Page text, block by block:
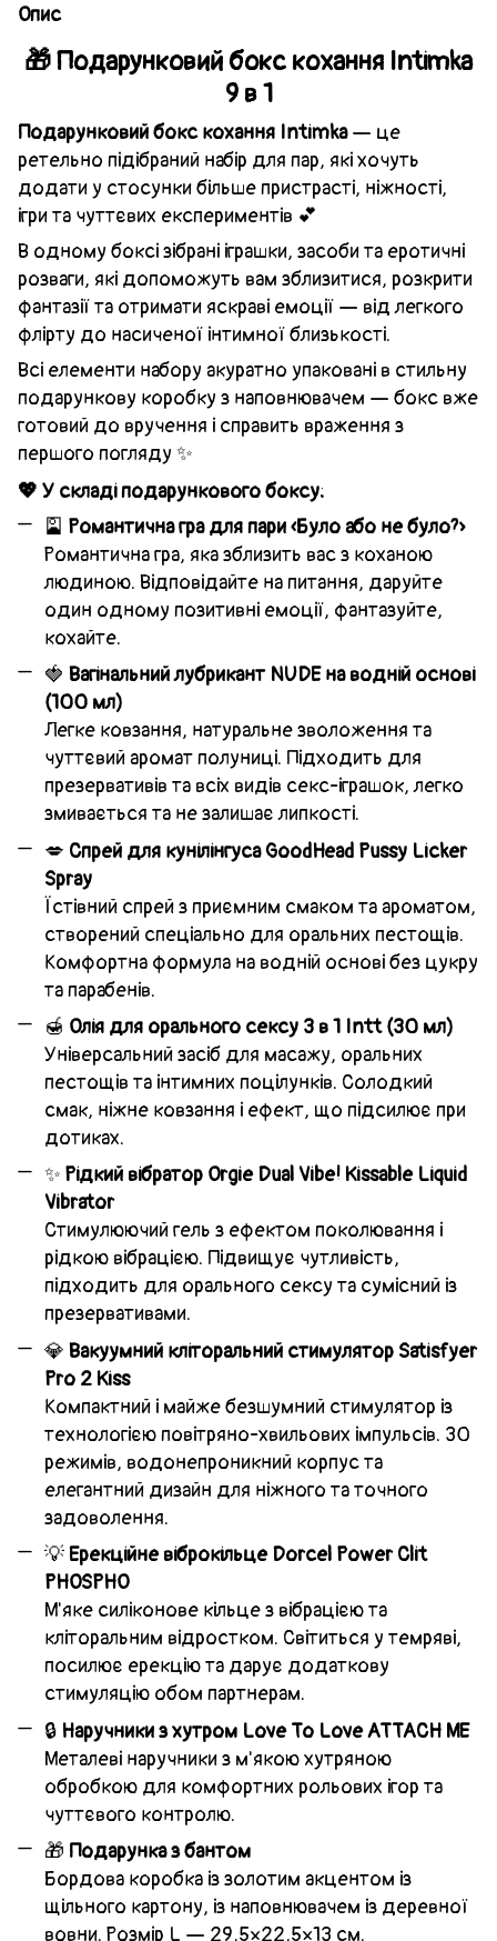
Опис
🎁 Подарунковий бокс кохання Intimka
9 в 1
Подарунковий бокс кохання Intimka— це
ретельно підібраний набір для пар, які хочуть
додати у стосунки більше пристрасті, ніжності,
ігри та чуттєвих експериментів 💕
В одному боксі зібрані іграшки, засоби та еротичні
розваги, які допоможуть вам зблизитися, розкрити
фантазії та отримати яскраві емоції — від легкого
флірту до насиченої інтимної близькості.
Всі елементи набору акуратно упаковані в стильну
подарункову коробку з наповнювачем — бокс вже
готовий до вручення і справить враження з
першого погляду ✨
💖 У складі подарункового боксу:
🎴 Романтична гра для пари «Було або не було?»
Романтична гра, яка зблизить вас з коханою
людиною. Відповідайте на питання, даруйте
один одному позитивні емоції, фантазуйте,
кохайте.
🍓 Вагінальний лубрикант NUDE на водній основі
(100 мл)
Легке ковзання, натуральне зволоження та
чуттєвий аромат полуниці. Підходить для
презервативів та всіх видів секс-іграшок, легко
змивається та не залишає липкості.
💋 Спрей для кунілінгуса GoodHead Pussy Licker
Spray
Їстівний спрей з приємним смаком та ароматом,
створений спеціально для оральних пестощів.
Комфортна формула на водній основі без цукру
та парабенів.
🍯 Олія для орального сексу 3 в 1 Intt (30 мл)
Універсальний засіб для масажу, оральних
пестощів та інтимних поцілунків. Солодкий
смак, ніжне ковзання і ефект, що підсилює при
дотиках.
✨ Рідкий вібратор Orgie Dual Vibe! Kissable Liquid
Vibrator
Стимулюючий гель з ефектом поколювання і
рідкою вібрацією. Підвищує чутливість,
підходить для орального сексу та сумісний із
презервативами.
💎 Вакуумний кліторальний стимулятор Satisfyer
Pro 2 Kiss
Компактний і майже безшумний стимулятор із
технологією повітряно-хвильових імпульсів. 30
режимів, водонепроникний корпус та
елегантний дизайн для ніжного та точного
задоволення.
💡 ​​Ерекційне віброкільце Dorcel Power Clit
PHOSPHO
М'яке силіконове кільце з вібрацією та
кліторальним відростком. Світиться у темряві,
посилює ерекцію та дарує додаткову
стимуляцію обом партнерам.
🔒 Наручники з хутром Love To Love ATTACH ME
Металеві наручники з м'якою хутряною
обробкою для комфортних рольових ігор та
чуттєвого контролю.
🎁 Подарунка з бантом
Бордова коробка із золотим акцентом із
щільного картону, із наповнювачем із деревної
вовни. Розмір L — 29,5×22,5×13 см.